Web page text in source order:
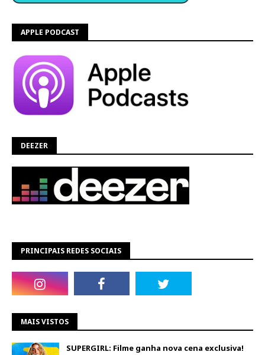
APPLE PODCAST
DEEZER
PRINCIPAIS REDES SOCIAIS
MAIS VISTOS
SUPERGIRL: Filme ganha nova cena exclusiva!